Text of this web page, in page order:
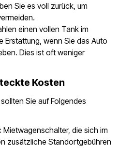
Sie es voll zurück, um
einen vollen Tank im
Erstattung, wenn Sie das Auto
Dies ist oft weniger
Kosten
Sie auf Folgendes
Mietwagenschalter, die sich im
zusätzliche Standortgebühren